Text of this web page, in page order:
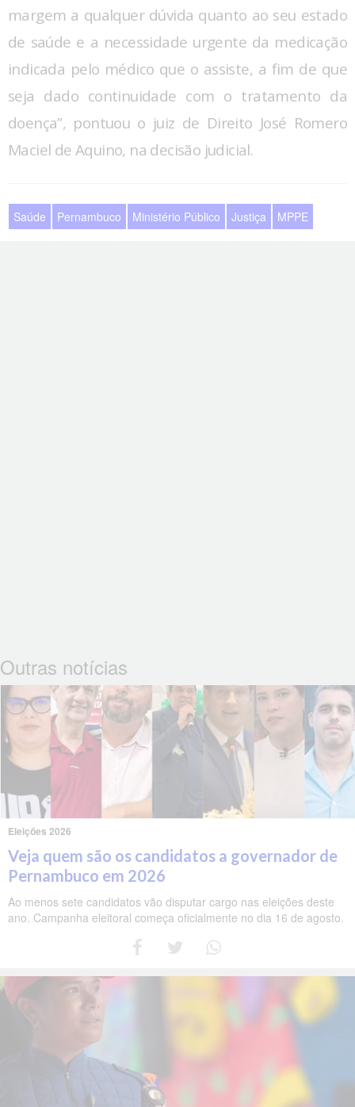
margem a qualquer dúvida quanto ao seu estado
de saúde e a necessidade urgente da medicação
indicada pelo médico que o assiste, a fim de que
seja dado continuidade com o tratamento da
doença”, pontuou o juiz de Direito José Romero
Maciel de Aquino, na decisão judicial.
Saúde Pernambuco Ministério Público Justiça MPPE
Outras notícias
Eleições 2026
Veja quem são os candidatos a governador de
Pernambuco em 2026
Ao menos sete candidatos vão disputar cargo nas eleições deste
ano. Campanha eleitoral começa oficialmente no dia 16 de agosto.